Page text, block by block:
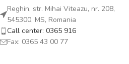
Reghin, str. Mihai Viteazu, nr. 208,
545300, MS, Romania
Call center: 0365 916
Fax: 0365 43 00 77